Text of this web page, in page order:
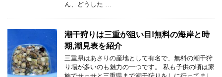
ん、どうした …
潮干狩りは三重が狙い目!無料の海岸と時
期,潮見表を紹介
三重県はあさりの産地として有名で、無料の潮干狩
り場が多いのも魅力の一つです。 私も子供の頃は家